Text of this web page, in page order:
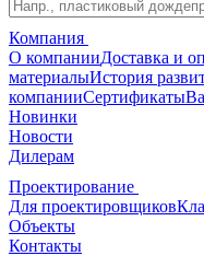
Компания
О компанииДоставка и
материалыИстория
компанииСертификаты
Новинки
Новости
Дилерам
Проектирование
Для проектировщиков
Объекты
Контакты